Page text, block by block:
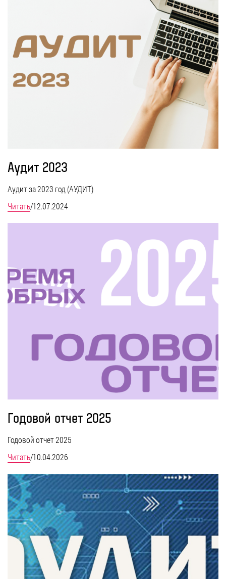
Аудит 2023
Аудит за 2023 год (АУДИТ)
Читать/12.07.2024
Годовой отчет 2025
Годовой отчет 2025
Читать/10.04.2026